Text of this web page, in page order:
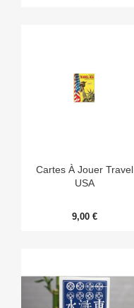
Cartes À Jouer Travel
USA
9,00 €